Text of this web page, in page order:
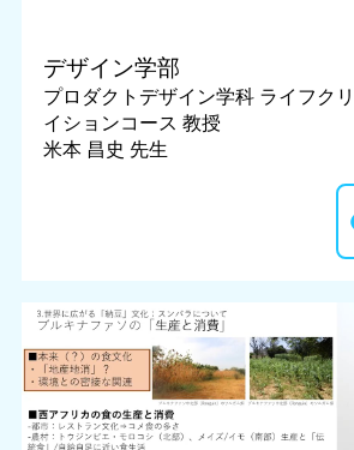
デザイン学部
プロダクトデザイン学科 ライフク
イションコース 教授
米本 昌史 先生